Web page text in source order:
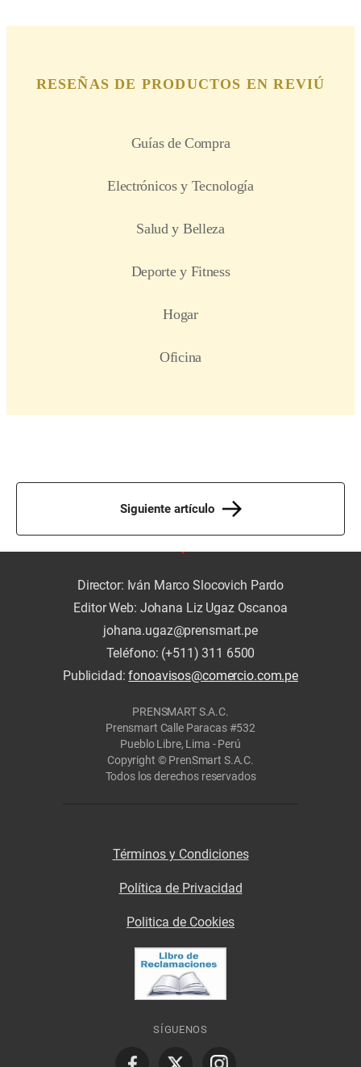
Siguiente artículo
Director: Iván Marco Slocovich Pardo
Editor Web: Johana Liz Ugaz Oscanoa
johana.ugaz@prensmart.pe
Teléfono: (+511) 311 6500
Publicidad:fonoavisos@comercio.com.pe
PRENSMART S.A.C.
Prensmart Calle Paracas #532
Pueblo Libre, Lima - Perú
Copyright © PrenSmart S.A.C.
Todos los derechos reservados
Términos y Condiciones
Política de Privacidad
Politica de Cookies
SÍGUENOS